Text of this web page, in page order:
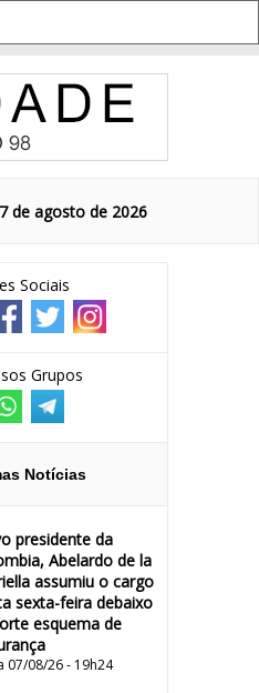
de agosto de 2026
Sociais
Grupos
Notícias
presidente da
Abelardo de la
assumiu o cargo
sexta-feira debaixo
esquema de
07/08/26 - 19h24